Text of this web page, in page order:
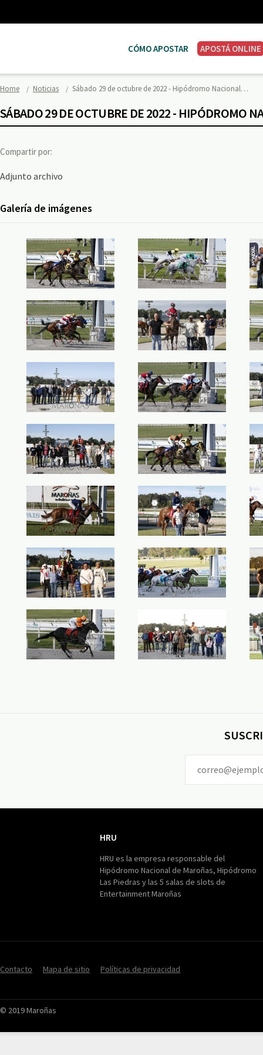
CÓMO APOSTAR APOSTÁ ONLINE
Home Noticias Sábado 29 de octubre de 2022 - Hipódromo Nacional…
SÁBADO 29 DE OCTUBRE DE 2022 - HIPÓDROMO
Compartir por:
Adjunto archivo
Galería de imágenes
HRU
HRU es la empresa responsable del
Hipódromo Nacional de Maroñas, Hipódromo
Las Piedras y las 5 salas de slots de
Entertainment Maroñas
Contacto Mapa de sitio Políticas de privacidad
© 2019 Maroñas